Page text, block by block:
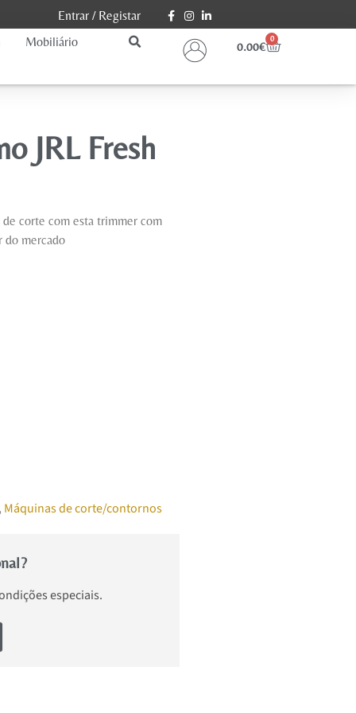
Entrar/ Registar
Mobiliário 0.00€
0
JRL Fresh
de corte com esta trimmer com
do mercado
, Máquinas de corte/contornos
especiais.